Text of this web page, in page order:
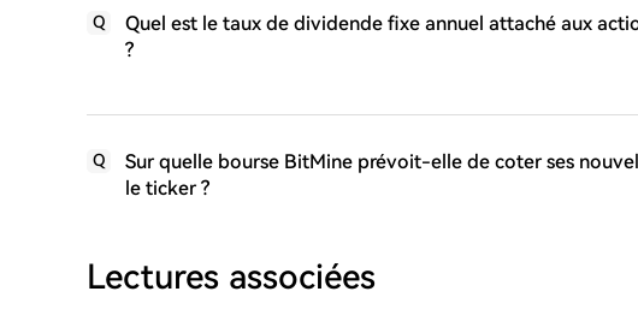
Q
Quel est le taux de dividende fixe annuel attaché aux
?
Q
Sur quelle bourse BitMine prévoit-elle de coter ses
le ticker ?
Lectures associées